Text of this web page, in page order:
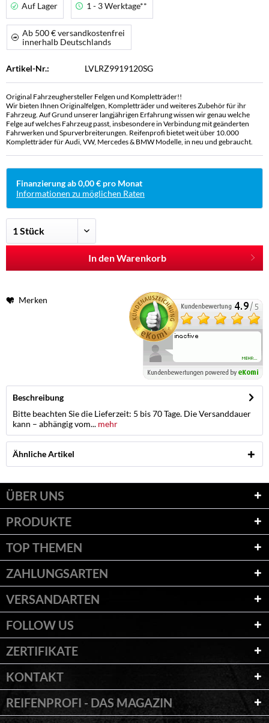
Auf Lager 1 - 3 Werktage**
Ab 500 € versandkostenfrei
innerhalb Deutschlands
Artikel-Nr.: LVLRZ9919120SG
Original Fahrzeughersteller Felgen und Kompletträder!!
Wir bieten Ihnen Originalfelgen, Kompletträder und weiteres Zubehör für ihr
Fahrzeug. Auf Grund unserer langjährigen Erfahrung wissen wir genau welche
Felge auf welches Fahrzeug passt, insbesondere in Verbindung mit geänderten
Fahrwerken und Spurverbreiterungen. Reifenprofi bietet weit über 10.000
Kompletträder für Audi, VW, Mercedes & BMW Modelle, in neu und gebraucht.
Finanzierung ab 0,00 € pro Monat
Informationen zu möglichen Raten
In den Warenkorb
Merken
Beschreibung
Bitte beachten Sie die Lieferzeit: 5 bis 70 Tage. Die Versanddauer
kann – abhängig vom... mehr
Ähnliche Artikel
ÜBER UNS
PRODUKTE
TOP THEMEN
ZAHLUNGSARTEN
VERSANDARTEN
FOLLOW US
ZERTIFIKATE
KONTAKT
REIFENPROFI - DAS MAGAZIN